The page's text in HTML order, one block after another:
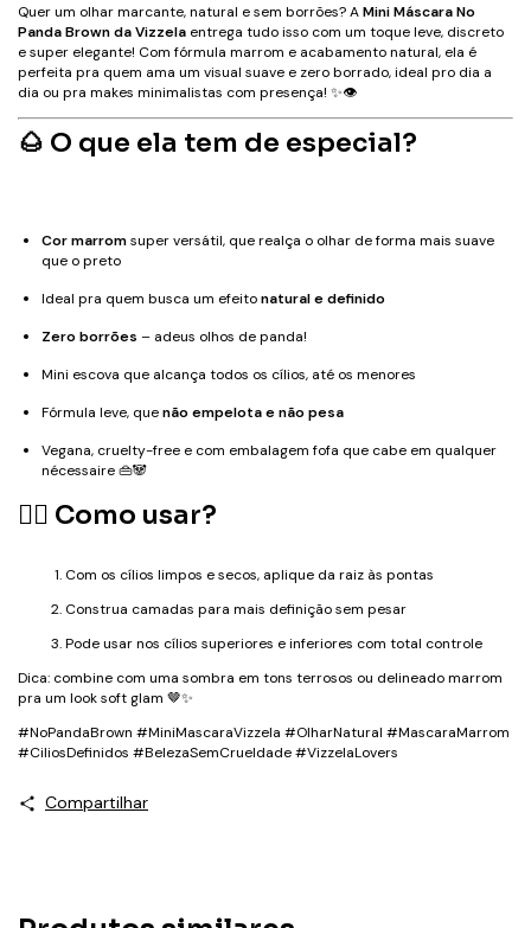
Quer um olhar marcante, natural e sem borrões? AMini Máscara No
Panda Brown da Vizzela entrega tudo isso com um toque leve, discreto
e super elegante! Com fórmula marrom e acabamento natural, ela é
perfeita pra quem ama um visual suave e zero borrado, ideal pro dia a
dia ou pra makes minimalistas com presença! ✨👁️
🌰 O que ela tem de especial?
Cor marromsuper versátil, que realça o olhar de forma mais suave
que o preto
Ideal pra quem busca um efeitonatural e definido
Zero borrões – adeus olhos de panda!
Mini escova que alcança todos os cílios, até os menores
Fórmula leve, quenão empelota e não pesa
Vegana, cruelty-free e com embalagem fofa que cabe em qualquer
nécessaire 👜🐼
💁‍♀️ Como usar?
Com os cílios limpos e secos, aplique da raiz às pontas
Construa camadas para mais definição sem pesar
Pode usar nos cílios superiores e inferiores com total controle
Dica: combine com uma sombra em tons terrosos ou delineado marrom
pra um look soft glam 🤎✨
#NoPandaBrown #MiniMascaraVizzela #OlharNatural #MascaraMarrom
#CiliosDefinidos #BelezaSemCrueldade #VizzelaLovers
Compartilhar